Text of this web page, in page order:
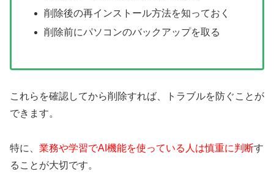
削除後の再インストール方法を知っておく
削除前にパソコンのバックアップを取る
これらを確認してから削除すれば、トラブルを防ぐことが
できます。
特に、 業務や学習でAI機能を使っている人は慎重に判断す
ることが大切です。